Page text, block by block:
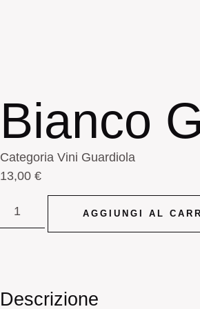
Bianco
Categoria Vini Guardiola
13,00 €
AGGIUNGI AL
Descrizione